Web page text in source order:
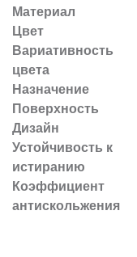
Материал
Цвет
Вариативность
цвета
Назначение
Поверхность
Дизайн
Устойчивость к
истиранию
Коэффициент
антискольжения